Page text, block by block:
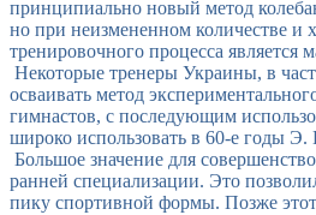
принципиально новый метод
но при неизмененном количестве и
тренировочного процесса
Некоторые тренеры Украины, в
осваивать метод
гимнастов, с последующим
широко использовать в 60-е годы
Большое значение для
ранней специализации. Это
пику спортивной формы. Позже